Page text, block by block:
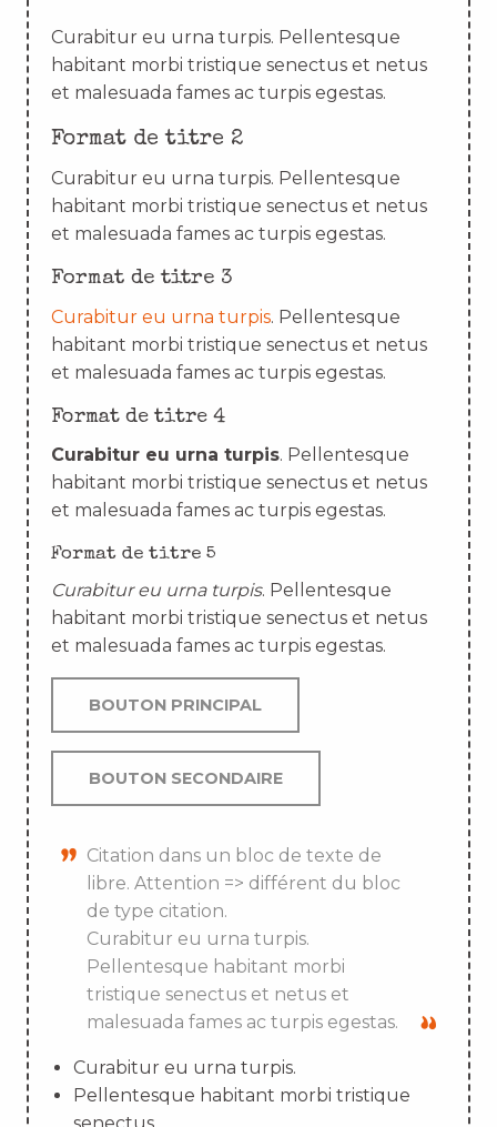
Curabitur eu urna turpis. Pellentesque
habitant morbi tristique senectus et netus
et malesuada fames ac turpis egestas.
Format de titre 2
Curabitur eu urna turpis. Pellentesque
habitant morbi tristique senectus et netus
et malesuada fames ac turpis egestas.
Format de titre 3
Curabitur eu urna turpis. Pellentesque
habitant morbi tristique senectus et netus
et malesuada fames ac turpis egestas.
Format de titre 4
Curabitur eu urna turpis. Pellentesque
habitant morbi tristique senectus et netus
et malesuada fames ac turpis egestas.
Format de titre 5
Curabitur eu urna turpis. Pellentesque
habitant morbi tristique senectus et netus
et malesuada fames ac turpis egestas.
BOUTON PRINCIPAL
BOUTON SECONDAIRE
Citation dans un bloc de texte de
libre. Attention => différent du bloc
de type citation.
Curabitur eu urna turpis.
Pellentesque habitant morbi
tristique senectus et netus et
malesuada fames ac turpis egestas.
Curabitur eu urna turpis.
Pellentesque habitant morbi tristique